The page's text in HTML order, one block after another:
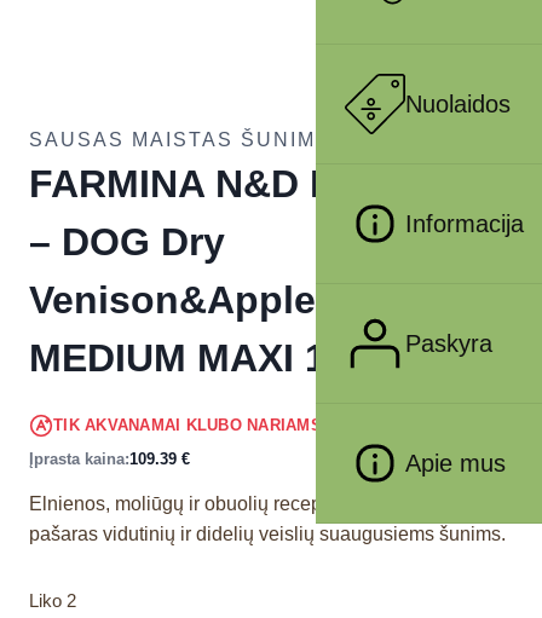
Nuolaidos
Informacija
Paskyra
Apie mus
SAUSAS MAISTAS ŠUNIMS
FARMINA N&D PUMPKIN
– DOG Dry
Venison&Apple ADULT
MEDIUM MAXI 12 kg
TIK AKVANAMAI KLUBO NARIAMS
Įprasta kaina:109.39 €
Elnienos, moliūgų ir obuolių receptas. Visavertis
pašaras vidutinių ir didelių veislių suaugusiems šunims.
Liko 2